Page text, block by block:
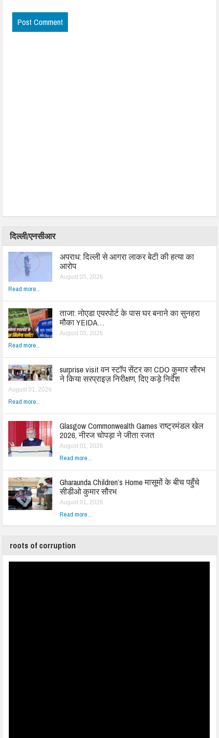
दिल्ली/एनसीआर
अपराध: दिल्ली से आगरा लाकर बेटी की हत्या का
आरोप
August 05, 2026
Read more...
ताजा: नोएडा एयरपोर्ट के पास घर बनाने का सुनहरा
मौका YEIDA…
August 05, 2026
Read more...
surprise visit वन स्टॉप सेंटर का CDO कुमार सौरभ
ने किया सरप्राइज़ निरीक्षण, दिए कड़े निर्देश
August 01, 2026
Read more...
Glasgow Commonwealth Games राष्ट्रमंडल खेल
2026, नीरज चोपड़ा ने जीता रजत
August 01, 2026
Read more...
Gharaunda Children’s Home मासूमों के बीच पहुँचे
सीडीओ कुमार सौरभ
August 01, 2026
Read more...
roots of corruption